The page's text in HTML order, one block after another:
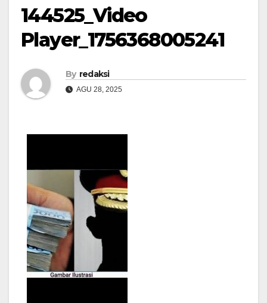
144525_Video
Player_1756368005241
By redaksi
AGU 28, 2025